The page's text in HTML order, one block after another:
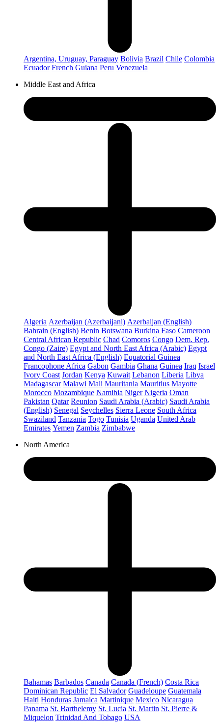
Argentina, Uruguay, Paraguay Bolivia Brazil Chile Colombia
Ecuador French Guiana Peru Venezuela
Middle East and Africa
Algeria Azerbaijan (Azerbaijani) Azerbaijan (English)
Bahrain (English) Benin Botswana Burkina Faso Cameroon
Central African Republic Chad Comoros Congo Dem. Rep.
Congo (Zaire) Egypt and North East Africa (Arabic) Egypt
and North East Africa (English) Equatorial Guinea
Francophone Africa Gabon Gambia Ghana Guinea Iraq Israel
Ivory Coast Jordan Kenya Kuwait Lebanon Liberia Libya
Madagascar Malawi Mali Mauritania Mauritius Mayotte
Morocco Mozambique Namibia Niger Nigeria Oman
Pakistan Qatar Reunion Saudi Arabia (Arabic) Saudi Arabia
(English) Senegal Seychelles Sierra Leone South Africa
Swaziland Tanzania Togo Tunisia Uganda United Arab
Emirates Yemen Zambia Zimbabwe
North America
Bahamas Barbados Canada Canada (French) Costa Rica
Dominican Republic El Salvador Guadeloupe Guatemala
Haiti Honduras Jamaica Martinique Mexico Nicaragua
Panama St. Barthelemy St. Lucia St. Martin St. Pierre &
Miquelon Trinidad And Tobago USA